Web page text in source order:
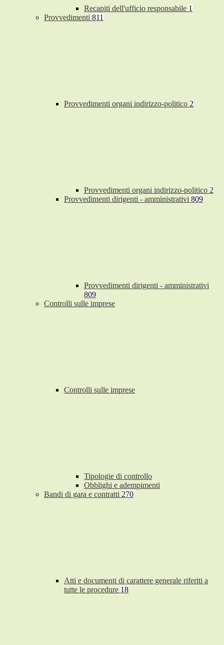
Recapiti dell'ufficio responsabile 1
Provvedimenti 811
Provvedimenti organi indirizzo-politico 2
Provvedimenti organi indirizzo-politico 2
Provvedimenti dirigenti - amministrativi 809
Provvedimenti dirigenti - amministrativi
809
Controlli sulle imprese
Controlli sulle imprese
Tipologie di controllo
Obblighi e adempimenti
Bandi di gara e contratti 270
Atti e documenti di carattere generale riferiti a
tutte le procedure 18